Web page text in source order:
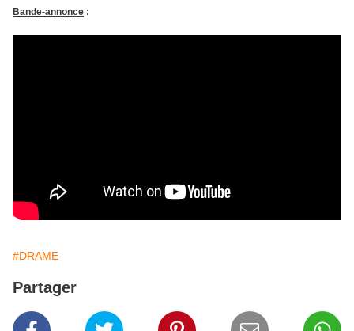
Bande-annonce :
#DRAME
Partager